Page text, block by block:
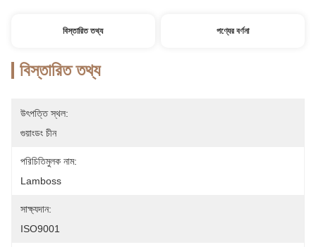
বিস্তারিত তথ্য পণ্যের বর্ণনা
বিস্তারিত তথ্য
উৎপত্তি স্থল:
গুয়াংডং চীন
পরিচিতিমুলক নাম:
Lamboss
সাক্ষ্যদান:
ISO9001